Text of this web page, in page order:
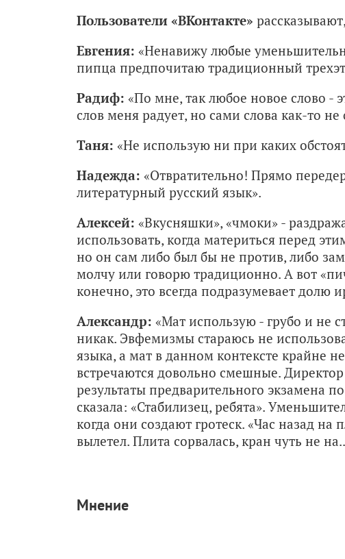
Пользователи «ВКонтакте»
Евгения: «Ненавижу любые
пипца предпочитаю традиционный
Радиф: «По мне, так любое новое слово -
слов меня радует, но сами слова как-то не
Таня: «Не использую ни при каких
Надежда: «Отвратительно! Прямо
литературный русский язык».
Алексей: «Вкусняшки», «чмоки» -
использовать, когда материться перед
но он сам либо был бы не против, либо
молчу или говорю традиционно. А вот
конечно, это всегда подразумевает долю
Александр: «Мат использую - грубо и не
никак. Эвфемизмы стараюсь не
языка, а мат в данном контексте крайне
встречаются довольно смешные.
результаты предварительного экзамена
сказала: «Стабилизец, ребята».
когда они создают гротеск. «Час назад
вылетел. Плита сорвалась, кран чуть не
Мнение